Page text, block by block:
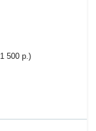
1 500 р.)